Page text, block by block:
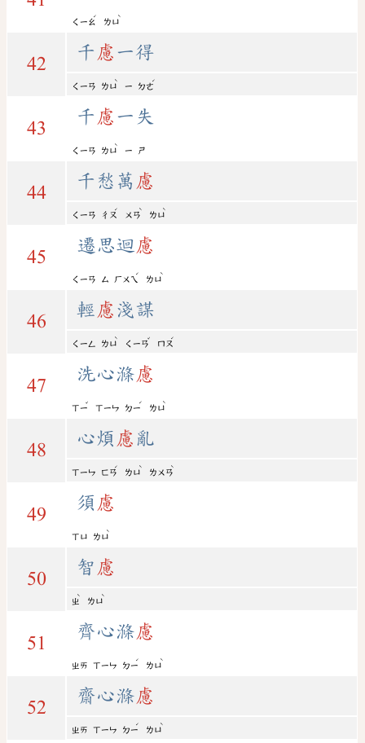
ㄑㄧㄠ
ˊ
ㄌㄩ
ˋ
42
千 慮 一得
ㄑㄧㄢ ㄌㄩ
ˋ
ㄧ ㄉㄜ
ˊ
43
千 慮 一失
ㄑㄧㄢ ㄌㄩ
ˋ
ㄧ ㄕ
44
千愁萬 慮
ㄑㄧㄢ ㄔㄡ
ˊ
ㄨㄢ
ˋ
ㄌㄩ
ˋ
45
遷思迴 慮
ㄑㄧㄢ ㄙ ㄏㄨㄟ
ˊ
ㄌㄩ
ˋ
46
輕 慮 淺謀
ㄑㄧㄥ ㄌㄩ
ˋ
ㄑㄧㄢ
ˇ
ㄇㄡ
ˊ
47
洗心滌慮
ㄒㄧ
ˇ
ㄒㄧㄣ ㄉㄧ
ˊ
ㄌㄩ
ˋ
48
心煩 慮 亂
ㄒㄧㄣ ㄈㄢ
ˊ
ㄌㄩ
ˋ
ㄌㄨㄢ
ˋ
49
須 慮
ㄒㄩ ㄌㄩ
ˋ
50
智 慮
ㄓ
ˋ
ㄌㄩ
ˋ
51
齊心滌慮
ㄓㄞ ㄒㄧㄣ ㄉㄧ
ˊ
ㄌㄩ
ˋ
52
齋心滌慮
ㄓㄞ ㄒㄧㄣ ㄉㄧ
ˊ
ㄌㄩ
ˋ